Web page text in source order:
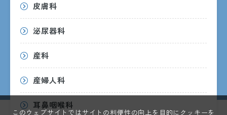
皮膚科
泌尿器科
産科
産婦人科
耳鼻咽喉科
外来受診のご案内
このウェブサイトではサイトの利便性の向上を目的にクッキーを